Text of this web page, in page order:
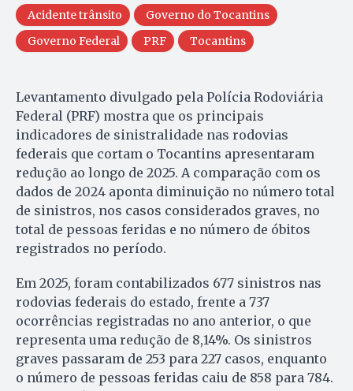
Acidente trânsito
Governo do Tocantins
Governo Federal
PRF Tocantins
Levantamento divulgado pela Polícia Rodoviária
Federal (PRF) mostra que os principais
indicadores de sinistralidade nas rodovias
federais que cortam o Tocantins apresentaram
redução ao longo de 2025. A comparação com os
dados de 2024 aponta diminuição no número total
de sinistros, nos casos considerados graves, no
total de pessoas feridas e no número de óbitos
registrados no período.
Em 2025, foram contabilizados 677 sinistros nas
rodovias federais do estado, frente a 737
ocorrências registradas no ano anterior, o que
representa uma redução de 8,14%. Os sinistros
graves passaram de 253 para 227 casos, enquanto
o número de pessoas feridas caiu de 858 para 784.